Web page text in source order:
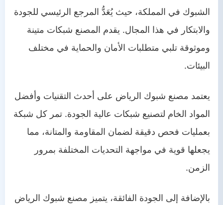
الشبوك في المملكة، حيث يُعَدُّ المرجع الرئيسي للجودة
والابتكار في هذا المجال. يقدم المصنع شبكات متينة
وموثوقة تلبي متطلبات الأمان والحماية في مختلف
البيئات.
يعتمد مصنع شبوك الرياض على أحدث التقنيات وأفضل
المواد الخام لتصنيع شبكات عالية الجودة. تمر كل شبكة
بعمليات فحص دقيقة لضمان المقاومة والمتانة، مما
يجعلها قوية في مواجهة التحديات المختلفة بمرور
الزمن.
بالإضافة إلى الجودة الفائقة، يتميز مصنع شبوك الرياض